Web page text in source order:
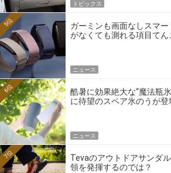
トピックス
ガーミンも画面なしスマ
がなくても測れる項目てん
5位
ニュース
酷暑に効果絶大な“魔法瓶
に待望のスペア氷のうが登
6位
ニュース
Tevaのアウトドアサンダ
領を発揮するのでは？
7位